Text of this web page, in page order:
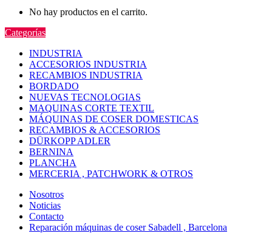
No hay productos en el carrito.
Categorías
INDUSTRIA
ACCESORIOS INDUSTRIA
RECAMBIOS INDUSTRIA
BORDADO
NUEVAS TECNOLOGIAS
MAQUINAS CORTE TEXTIL
MÁQUINAS DE COSER DOMESTICAS
RECAMBIOS & ACCESORIOS
DÜRKOPP ADLER
BERNINA
PLANCHA
MERCERIA , PATCHWORK & OTROS
Nosotros
Noticias
Contacto
Reparación máquinas de coser Sabadell , Barcelona